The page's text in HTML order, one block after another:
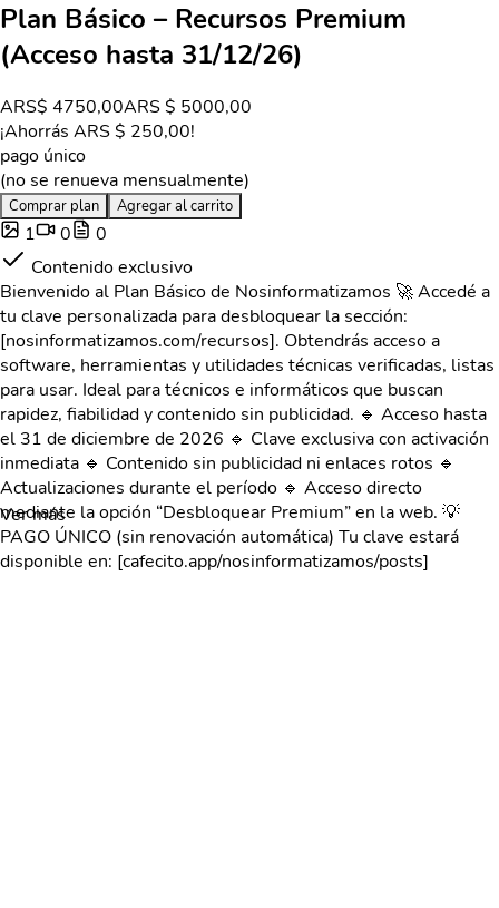
Plan Básico – Recursos Premium
(Acceso hasta 31/12/26)
ARS$ 4750,00ARS$ 5000,00
¡Ahorrás ARS$ 250,00!
pago único
(no se renueva mensualmente)
Comprar plan Agregar al carrito
1 0
0
Contenido exclusivo
Bienvenido al Plan Básico de Nosinformatizamos 🚀 Accedé a
tu clave personalizada para desbloquear la sección:
[nosinformatizamos.com/recursos]. Obtendrás acceso a
software, herramientas y utilidades técnicas verificadas, listas
para usar. Ideal para técnicos e informáticos que buscan
rapidez, fiabilidad y contenido sin publicidad. 🔹 Acceso hasta
el 31 de diciembre de 2026 🔹 Clave exclusiva con activación
inmediata 🔹 Contenido sin publicidad ni enlaces rotos 🔹
Actualizaciones durante el período 🔹 Acceso directo
mediante la opción “Desbloquear Premium” en la web. 💡
PAGO ÚNICO (sin renovación automática) Tu clave estará
disponible en: [cafecito.app/nosinformatizamos/posts]
Ver más